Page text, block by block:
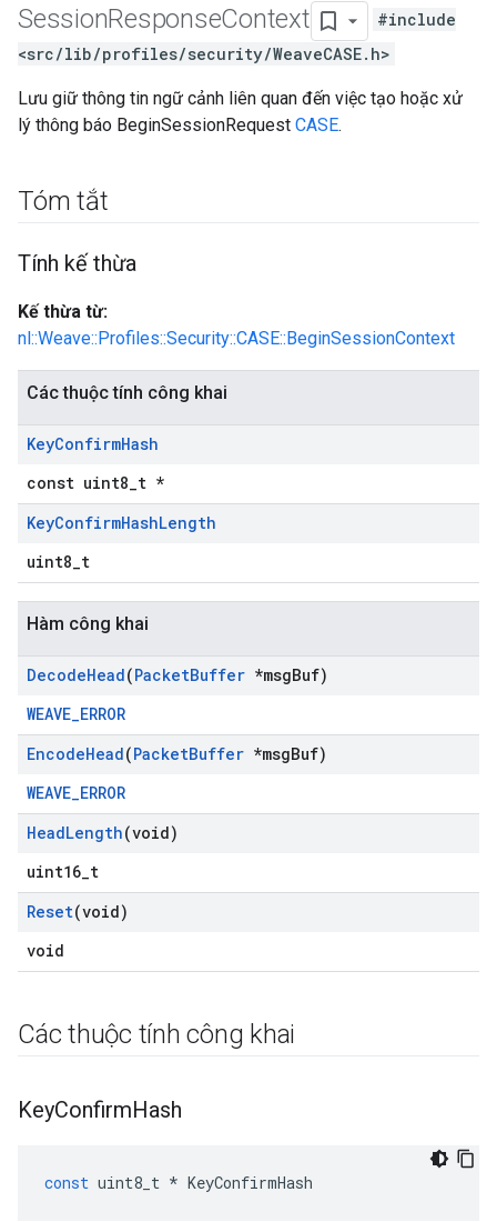
SessionResponseContext
#include
<src/lib/profiles/security/WeaveCASE.h>
Lưu giữ thông tin ngữ cảnh liên quan đến việc tạo hoặc xử
lý thông báo BeginSessionRequest CASE.
Tóm tắt
Tính kế thừa
Kế thừa từ:
nl::Weave::Profiles::Security::CASE::BeginSessionContext
Các thuộc tính công khai
KeyConfirmHash
const uint8_t *
KeyConfirmHashLength
uint8_t
Hàm công khai
DecodeHead(PacketBuffer *msgBuf)
WEAVE_ERROR
EncodeHead(PacketBuffer *msgBuf)
WEAVE_ERROR
HeadLength(void)
uint16_t
Reset(void)
void
Các thuộc tính công khai
KeyConfirmHash
const uint8_t * KeyConfirmHash